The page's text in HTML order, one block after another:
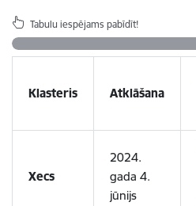
Tabulu iespējams pabīdīt!
Klasteris Atklāšana
Xecs
2024.
gada 4.
jūnijs